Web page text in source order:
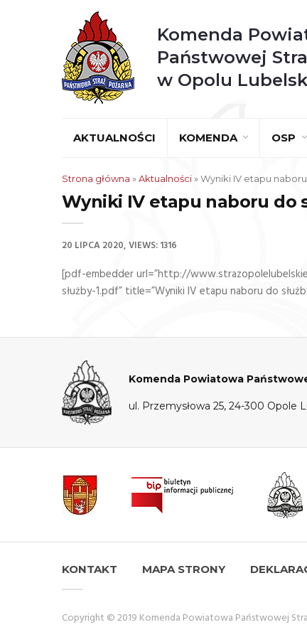
Komenda
Państwowej
w Opolu
AKTUALNOŚCI KOMENDA OSP
Strona główna »Aktualności»Wyniki IV etapu
Wyniki IV etapu naboru do
20 LIPCA 2020 VIEWS: 1316
[pdf-embedder url=”http://
służby-1.pdf” title=”Wyniki IV etapu naboru do
Komenda Powiatowa
ul. Przemysłowa 25, 24-300 Opole
KONTAKT MAPA STRONY
Copyright © 2019 Komenda Powiatowa Państwowej